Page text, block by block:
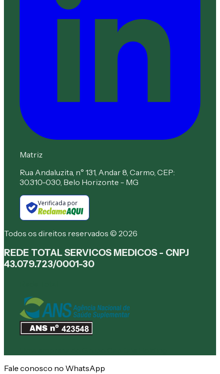
Matriz
Rua Andaluzita, n° 131, Andar 8, Carmo, CEP:
30.310-030, Belo Horizonte - MG
Verificada por
Todos os direitos reservados © 2026
REDE TOTAL SERVICOS MEDICOS - CNPJ
43.079.723/0001-30
Fale conosco no WhatsApp